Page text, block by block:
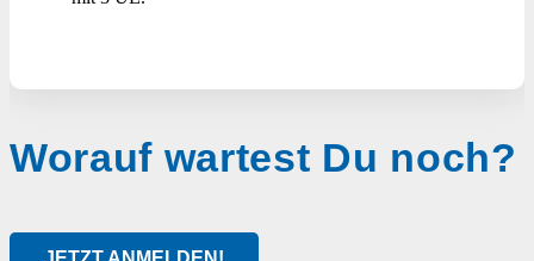
Worauf wartest Du noch?